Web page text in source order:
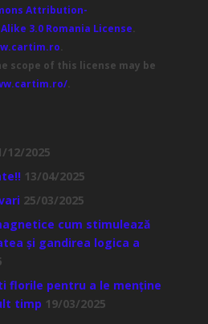
Attribution-
3.0 Romania License.
.
scope of this license may be
.
12/2025
13/04/2025
25/03/2025
cum stimulează
și gandirea logica a
florile pentru a le menține
timp 19/03/2025